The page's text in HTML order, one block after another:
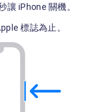
讓 iPhone 關機。
標誌為止。